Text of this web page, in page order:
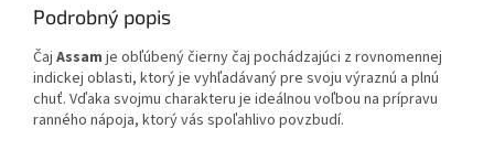
Podrobný popis
Čaj Assam je obľúbený čierny čaj pochádzajúci z rovnomennej
indickej oblasti, ktorý je vyhľadávaný pre svoju výraznú a plnú
chuť. Vďaka svojmu charakteru je ideálnou voľbou na prípravu
ranného nápoja, ktorý vás spoľahlivo povzbudí.